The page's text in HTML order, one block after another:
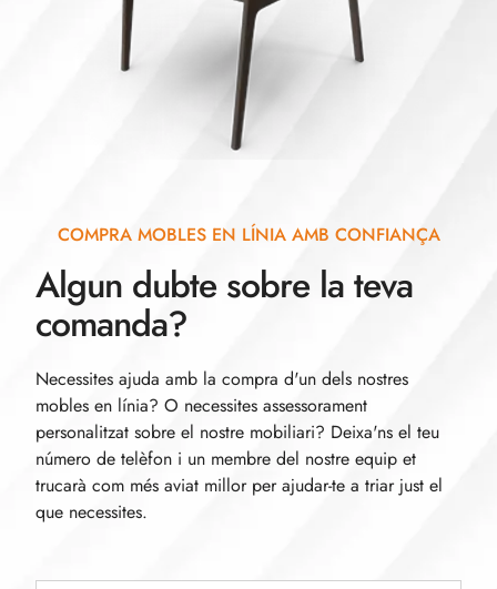
COMPRA MOBLES EN LÍNIA AMB CONFIANÇA
Algun dubte sobre la teva
comanda?
Necessites ajuda amb la compra d'un dels nostres
mobles en línia? O necessites assessorament
personalitzat sobre el nostre mobiliari? Deixa'ns el teu
número de telèfon i un membre del nostre equip et
trucarà com més aviat millor per ajudar-te a triar just el
que necessites.